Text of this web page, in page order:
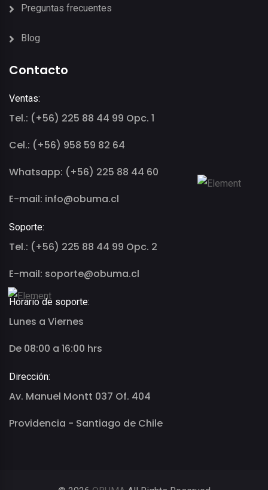
Preguntas frecuentes
Blog
Contacto
Ventas:
Tel.: (+56) 225 88 44 99 Opc. 1
Cel.: (+56) 958 59 82 64
Whatsapp: (+56) 225 88 44 60
E-mail: info@obuma.cl
Soporte:
Tel.: (+56) 225 88 44 99 Opc. 2
E-mail: soporte@obuma.cl
Horario de soporte:
Lunes a Viernes
De 08:00 a 16:00 hrs
Dirección:
Av. Manuel Montt 037 Of. 404
Providencia - Santiago de Chile